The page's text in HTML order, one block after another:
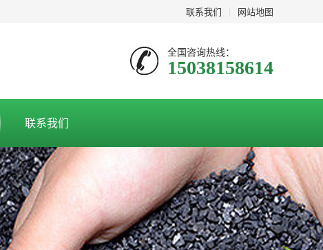
联系我们 网站地图
全国咨询热线：
15038158614
联系我们